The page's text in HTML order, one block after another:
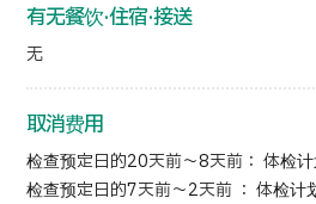
有无餐饮·住宿·接送
无
取消费用
检查预定日的20天前～8天前： 体检
检查预定日的7天前～2天前 ： 体检计